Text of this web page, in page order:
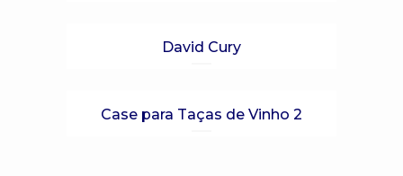
David Cury
Case para Taças de Vinho 2